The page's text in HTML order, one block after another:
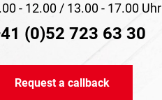
- 12.00 / 13.00 - 17.00 Uhr
(0)52 723 63 30
Request a callback